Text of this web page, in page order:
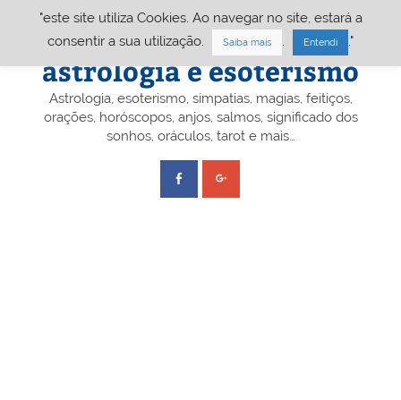
Portal A&E – Portal
astrologia e esoterismo
Astrologia, esoterismo, simpatias, magias, feitiços,
orações, horóscopos, anjos, salmos, significado dos
sonhos, oráculos, tarot e mais…
"este site utiliza Cookies. Ao navegar no site, estará a
consentir a sua utilização.
Saiba mais Entendi ."